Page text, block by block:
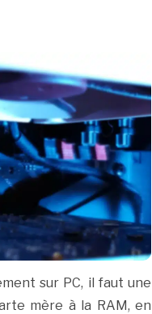
sur PC, il faut une
mère à la RAM, en